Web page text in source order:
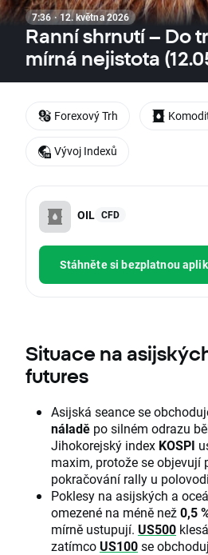
7:36 · 12. května 2026
Ranní shrnutí – Do
mírná nejistota
OIL CFD
Stáhněte si bezplatnou
Situace na
futures
Asijská seance se
náladě po silném odrazu
Jihokorejský index KOSPI
maxim, protože se objevují
pokračování rally u
Poklesy na asijských a
omezené na méně než0,5
mírně ustupují. US500
zatímco US100se
Forexový Trh
Vývoj Indexů